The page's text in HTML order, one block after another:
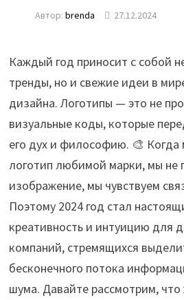
Автор:brenda 27.12.2024
Каждый год приносит с собой
тренды, но и свежие идеи в
дизайна. Логотипы — это не
визуальные коды, которые
его дух и философию. 🎨 Когда
логотип любимой марки, мы не
изображение, мы чувствуем
Поэтому 2024 год стал
креативность и интуицию для
компаний, стремящихся
бесконечного потока
шума. Давайте рассмотрим,